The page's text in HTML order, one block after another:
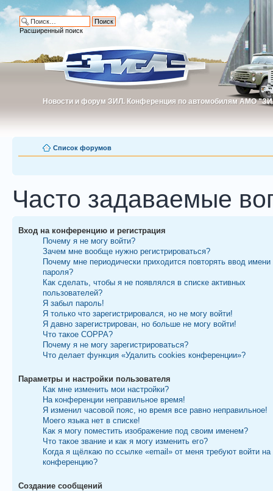
Новости и форум ЗИЛ. Конференция по автомобилям АМО
Новости и форум ЗИЛ. Конференция по автомобилям АМО
Расширенный поиск
Список форумов
Часто задаваемые
Вход на конференцию и регистрация
Почему я не могу войти?
Зачем мне вообще нужно регистрироваться?
Почему мне периодически приходится повторять ввод имени
пароля?
Как сделать, чтобы я не появлялся в списке активных
пользователей?
Я забыл пароль!
Я только что зарегистрировался, но не могу войти!
Я давно зарегистрирован, но больше не могу войти!
Что такое COPPA?
Почему я не могу зарегистрироваться?
Что делает функция «Удалить cookies конференции»?
Параметры и настройки пользователя
Как мне изменить мои настройки?
На конференции неправильное время!
Я изменил часовой пояс, но время все равно неправильное!
Моего языка нет в списке!
Как я могу поместить изображение под своим именем?
Что такое звание и как я могу изменить его?
Когда я щёлкаю по ссылке «email» от меня требуют войти на
конференцию?
Создание сообщений